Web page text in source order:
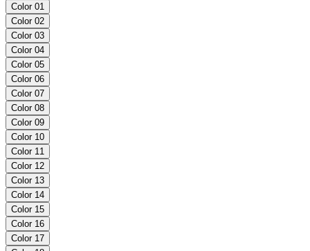
Color 01
Color 02
Color 03
Color 04
Color 05
Color 06
Color 07
Color 08
Color 09
Color 10
Color 11
Color 12
Color 13
Color 14
Color 15
Color 16
Color 17